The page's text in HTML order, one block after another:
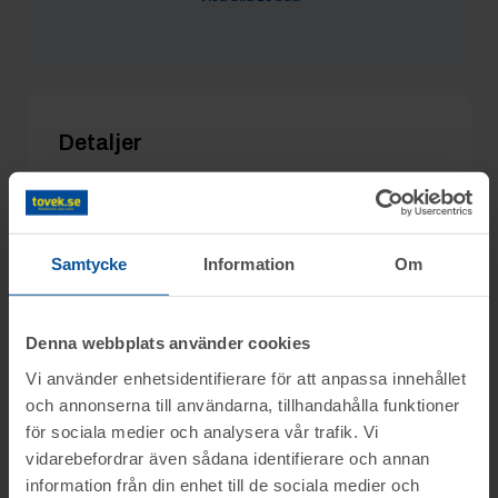
Samtycke Information Om
Denna webbplats använder cookies
Vi använder enhetsidentifierare för att anpassa innehållet
och annonserna till användarna, tillhandahålla funktioner
för sociala medier och analysera vår trafik. Vi
vidarebefordrar även sådana identifierare och annan
information från din enhet till de sociala medier och
Detaljer
Utgångspris:
Moms: 0%
Slagavgift:
exkl. moms
Information
På uppdrag av ett logistikföretag säljs parti
med djurmat och tillbehör genom
Frågor